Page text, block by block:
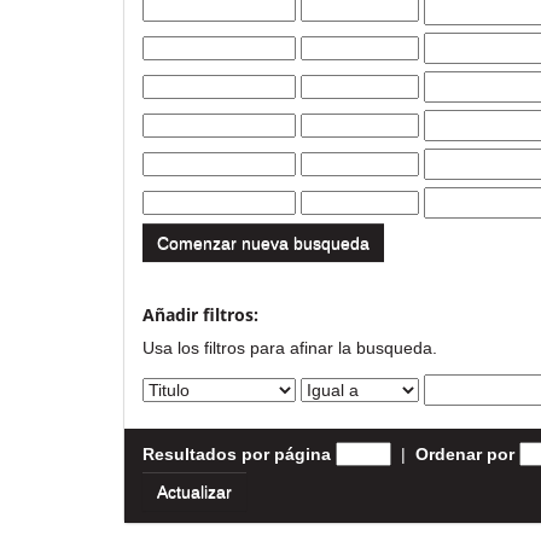
Comenzar nueva busqueda
Añadir filtros:
Usa los filtros para afinar la busqueda.
Resultados por página | Ordenar por